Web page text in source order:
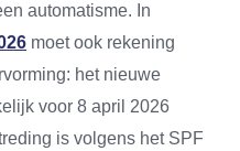
automatisme. In
moet ook rekening
het nieuwe
voor 8 april 2026
is volgens het SPF